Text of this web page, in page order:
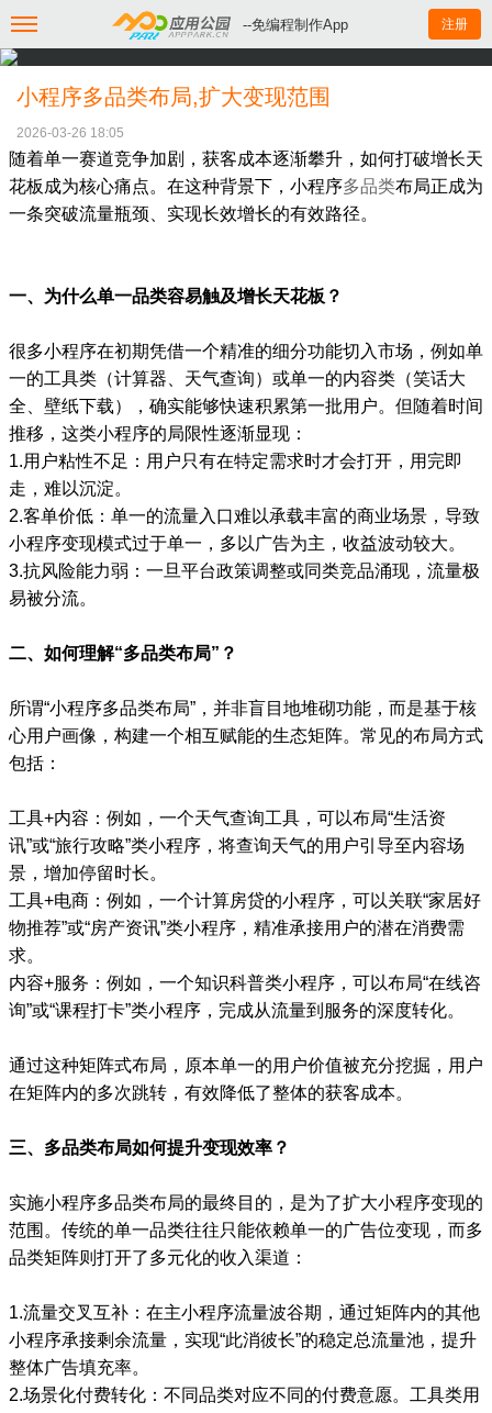
--免编程制作App 注册
小程序多品类布局,扩大变现范围
2026-03-26 18:05
随着单一赛道竞争加剧，获客成本逐渐攀升，如何打破增长天
花板成为核心痛点。在这种背景下，小程序多品类布局正成为
一条突破流量瓶颈、实现长效增长的有效路径。
一、为什么单一品类容易触及增长天花板？
很多小程序在初期凭借一个精准的细分功能切入市场，例如单
一的工具类（计算器、天气查询）或单一的内容类（笑话大
全、壁纸下载），确实能够快速积累第一批用户。但随着时间
推移，这类小程序的局限性逐渐显现：
1.用户粘性不足：用户只有在特定需求时才会打开，用完即
走，难以沉淀。
2.客单价低：单一的流量入口难以承载丰富的商业场景，导致
小程序变现模式过于单一，多以广告为主，收益波动较大。
3.抗风险能力弱：一旦平台政策调整或同类竞品涌现，流量极
易被分流。
二、如何理解“多品类布局”？
所谓“小程序多品类布局”，并非盲目地堆砌功能，而是基于核
心用户画像，构建一个相互赋能的生态矩阵。常见的布局方式
包括：
工具+内容：例如，一个天气查询工具，可以布局“生活资
讯”或“旅行攻略”类小程序，将查询天气的用户引导至内容场
景，增加停留时长。
工具+电商：例如，一个计算房贷的小程序，可以关联“家居好
物推荐”或“房产资讯”类小程序，精准承接用户的潜在消费需
求。
内容+服务：例如，一个知识科普类小程序，可以布局“在线咨
询”或“课程打卡”类小程序，完成从流量到服务的深度转化。
通过这种矩阵式布局，原本单一的用户价值被充分挖掘，用户
在矩阵内的多次跳转，有效降低了整体的获客成本。
三、多品类布局如何提升变现效率？
实施小程序多品类布局的最终目的，是为了扩大小程序变现的
范围。传统的单一品类往往只能依赖单一的广告位变现，而多
品类矩阵则打开了多元化的收入渠道：
1.流量交叉互补：在主小程序流量波谷期，通过矩阵内的其他
小程序承接剩余流量，实现“此消彼长”的稳定总流量池，提升
整体广告填充率。
2.场景化付费转化：不同品类对应不同的付费意愿。工具类用